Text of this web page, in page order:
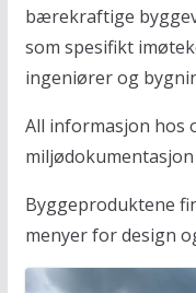
bærekraftige
som spesifikt
ingeniører og
All informasjon hos
Byggeproduktene
menyer for design